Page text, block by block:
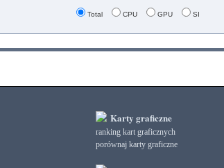
Total CPU GPU SI
Karty graficzne
ranking kart graficznych
porównaj karty graficzne